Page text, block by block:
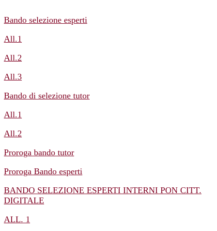
Bando selezione esperti
All.1
All.2
All.3
Bando di selezione tutor
All.1
All.2
Proroga bando tutor
Proroga Bando esperti
BANDO SELEZIONE ESPERTI INTERNI PON CITT.
DIGITALE
ALL. 1